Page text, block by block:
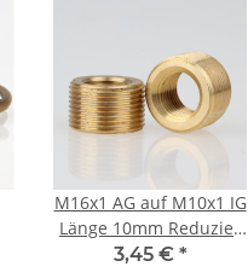
M16x1 AG auf M10x1 IG
Länge 10mm Reduzier
Gewinde-Adapter
3,45 € *